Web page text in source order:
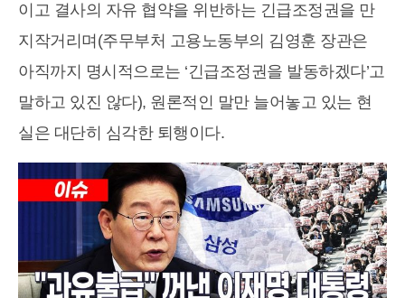
이고 결사의 자유 협약을 위반하는 긴급조정권을 만
지작거리며(주무부처 고용노동부의 김영훈 장관은
아직까지 명시적으로는 ‘긴급조정권을 발동하겠다’고
말하고 있진 않다), 원론적인 말만 늘어놓고 있는 현
실은 대단히 심각한 퇴행이다.